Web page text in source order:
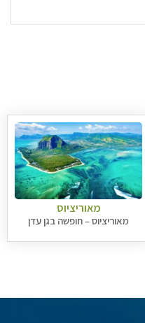
מאוריציוס
מאוריציוס – חופשה בגן עדן